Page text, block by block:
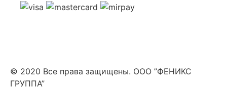
© 2020 Все права защищены. ООО ”ФЕНИКС
ГРУППА”